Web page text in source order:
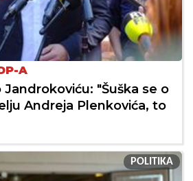
A
Jandrokoviću: "Šuška se o
Andreja Plenkovića, to
POLITIKA